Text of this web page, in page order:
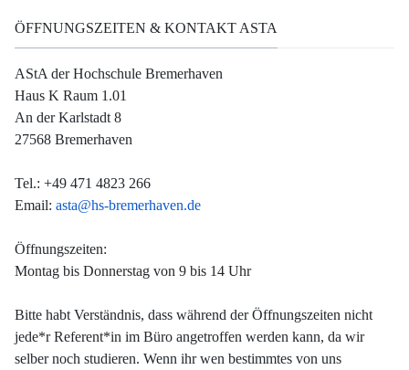
ÖFFNUNGSZEITEN & KONTAKT ASTA
AStA der Hochschule Bremerhaven
Haus K Raum 1.01
An der Karlstadt 8
27568 Bremerhaven
Tel.: +49 471 4823 266
Email: asta@hs-bremerhaven.de
Öffnungszeiten:
Montag bis Donnerstag von 9 bis 14 Uhr
Bitte habt Verständnis, dass während der Öffnungszeiten nicht
jede*r Referent*in im Büro angetroffen werden kann, da wir
selber noch studieren. Wenn ihr wen bestimmtes von uns